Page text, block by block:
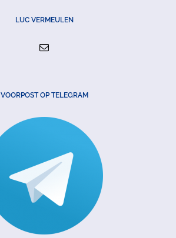
LUC VERMEULEN
VOORPOST OP TELEGRAM